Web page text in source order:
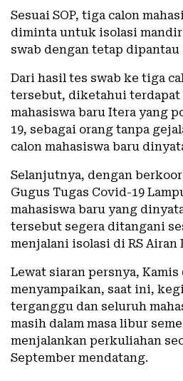
Sesuai SOP, tiga calon
diminta untuk isolasi
swab dengan tetap dipantau
Dari hasil tes swab ke tiga
tersebut, diketahui terdapat
mahasiswa baru Itera yang
19, sebagai orang tanpa
calon mahasiswa baru
Selanjutnya, dengan
Gugus Tugas Covid-19
mahasiswa baru yang
tersebut segera ditangani
menjalani isolasi di RS Airan
Lewat siaran persnya,
menyampaikan, saat ini,
terganggu dan seluruh
masih dalam masa libur
menjalankan perkuliahan
September mendatang.